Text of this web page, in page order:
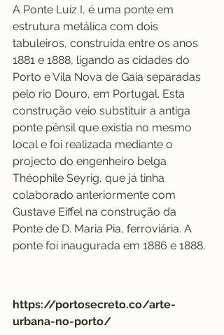
A Ponte Luíz I, é uma ponte em
estrutura metálica com dois
tabuleiros, construída entre os anos
1881 e 1888, ligando as cidades do
Porto e Vila Nova de Gaia separadas
pelo rio Douro, em Portugal. Esta
construção veio substituir a antiga
ponte pênsil que existia no mesmo
local e foi realizada mediante o
projecto do engenheiro belga
Théophile Seyrig, que já tinha
colaborado anteriormente com
Gustave Eiffel na construção da
Ponte de D. Maria Pia, ferroviária. A
ponte foi inaugurada em 1886 e 1888,
https://portosecreto.co/arte-
urbana-no-porto/